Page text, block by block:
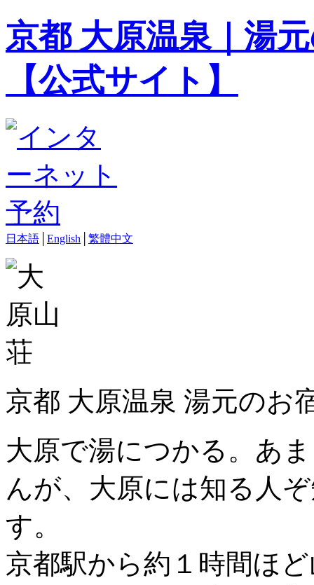
京都 大原温泉｜湯
【公式サイト】
日本語 English 繁體中文
京都 大原温泉 湯元の
大原で湯につかる。あ
んが、大原には知る人
す。
京都駅から約１時間ほ